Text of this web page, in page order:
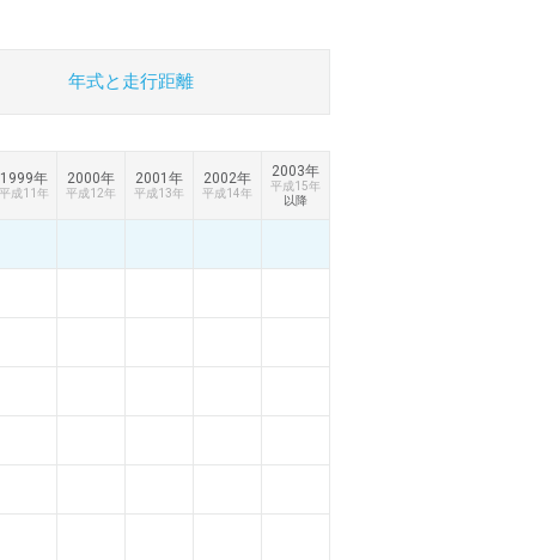
年式と 走行距離
1999年
成11年
2000年
平成12年
2001年
平成13年
2002年
平成14年
2003年
平成15年
以降